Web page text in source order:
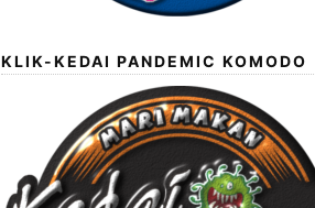
KLIK-KEDAI PANDEMIC KOMODO